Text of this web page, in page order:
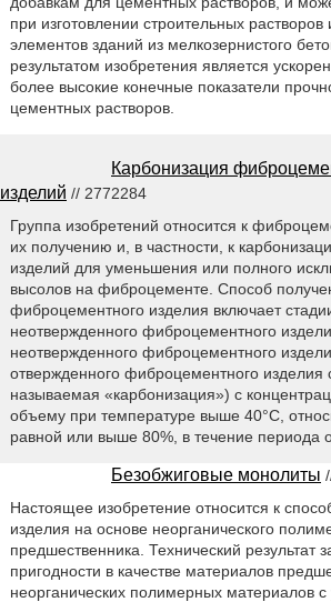
при изготовлении строительных
элементов зданий из мелкозернистого
результатом изобретения является
более высокие конечные показатели
цементных растворов.
Карбонизация
изделий // 2772284
Группа изобретений относится к
их получению и, в частности, к
изделий для уменьшения или полного
высолов на фиброцементе. Способ
фиброцементного изделия включает
неотвержденного фиброцементного
неотвержденного фиброцементного
отвержденного фиброцементного
называемая «карбонизация») с
объему при температуре выше 40°C,
равной или выше 80%, в течение периода
Безобжиговые монолиты
Настоящее изобретение относится к
изделия на основе неорганического
предшественника. Технический результат
пригодности в качестве материалов
неорганических полимерных материалов